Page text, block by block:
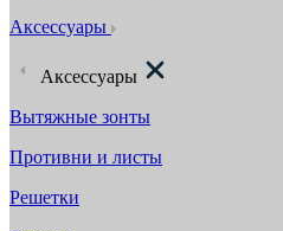
Аксессуары
Аксессуары
Вытяжные зонты
Противни и листы
Решетки